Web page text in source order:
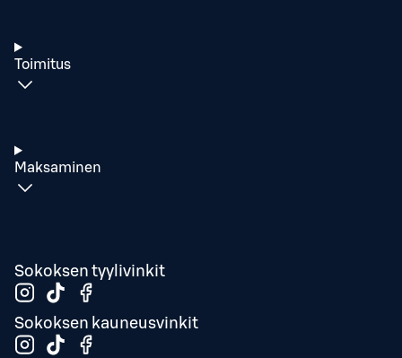
Toimitus
Maksaminen
Sokoksen tyylivinkit
Sokoksen kauneusvinkit